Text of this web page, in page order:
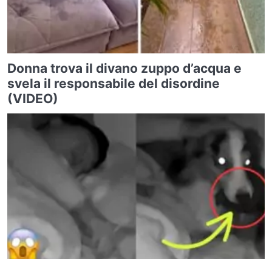
Donna trova il divano zuppo d’acqua e
svela il responsabile del disordine
(VIDEO)